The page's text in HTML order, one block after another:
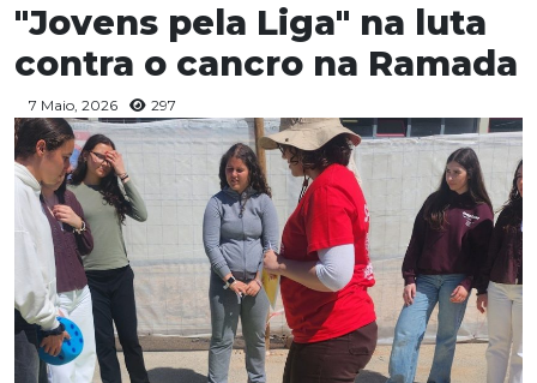
"Jovens pela Liga" na luta
contra o cancro na Ramada
7 Maio, 2026 297